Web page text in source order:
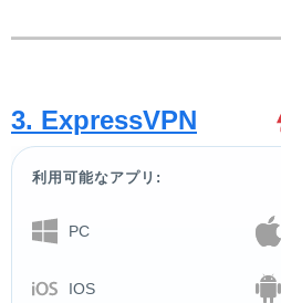
3. ExpressVPN
利用可能なアプリ:
PC
IOS